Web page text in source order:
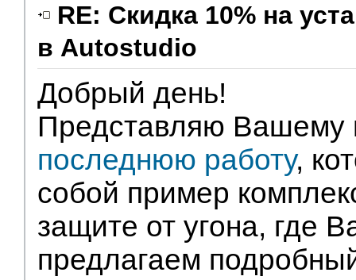
RE: Скидка 10% на
в Autostudio
Добрый день!
Представляю
последнюю работу,
собой пример
защите от угона, где
предлагаем